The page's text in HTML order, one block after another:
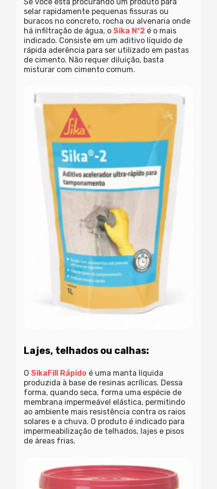
selar rapidamente pequenas fissuras ou
buracos no concreto, rocha ou alvenaria onde
há infiltração de água, oSika Nº2 é o mais
indicado. Consiste em um aditivo líquido de
rápida aderência para ser utilizado em pastas
de cimento. Não requer diluição, basta
misturar com cimento comum.
Lajes, telhados ou calhas:
OSikaFill Rápido é uma manta líquida
produzida à base de resinas acrílicas. Dessa
forma, quando seca, forma uma espécie de
membrana impermeável elástica, permitindo
ao ambiente mais resistência contra os raios
solares e a chuva. O produto é indicado para
impermeabilização de telhados, lajes e pisos
de áreas frias.